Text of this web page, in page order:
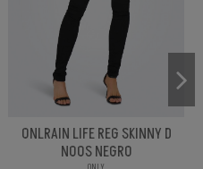
ONLRAIN LIFE REG SKINNY D
NOOS NEGRO